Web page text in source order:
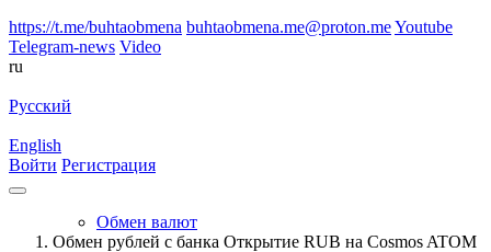
https://t.me/buhtaobmena buhtaobmena.me@proton.meYoutube
Telegram-news Video
ru
Русский
English
Войти Регистрация
Обмен валют
Обмен рублей с банка Открытие RUB на Cosmos ATOM